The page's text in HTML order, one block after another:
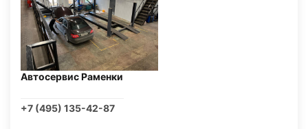
Автосервис Раменки
+7 (495) 135-42-87